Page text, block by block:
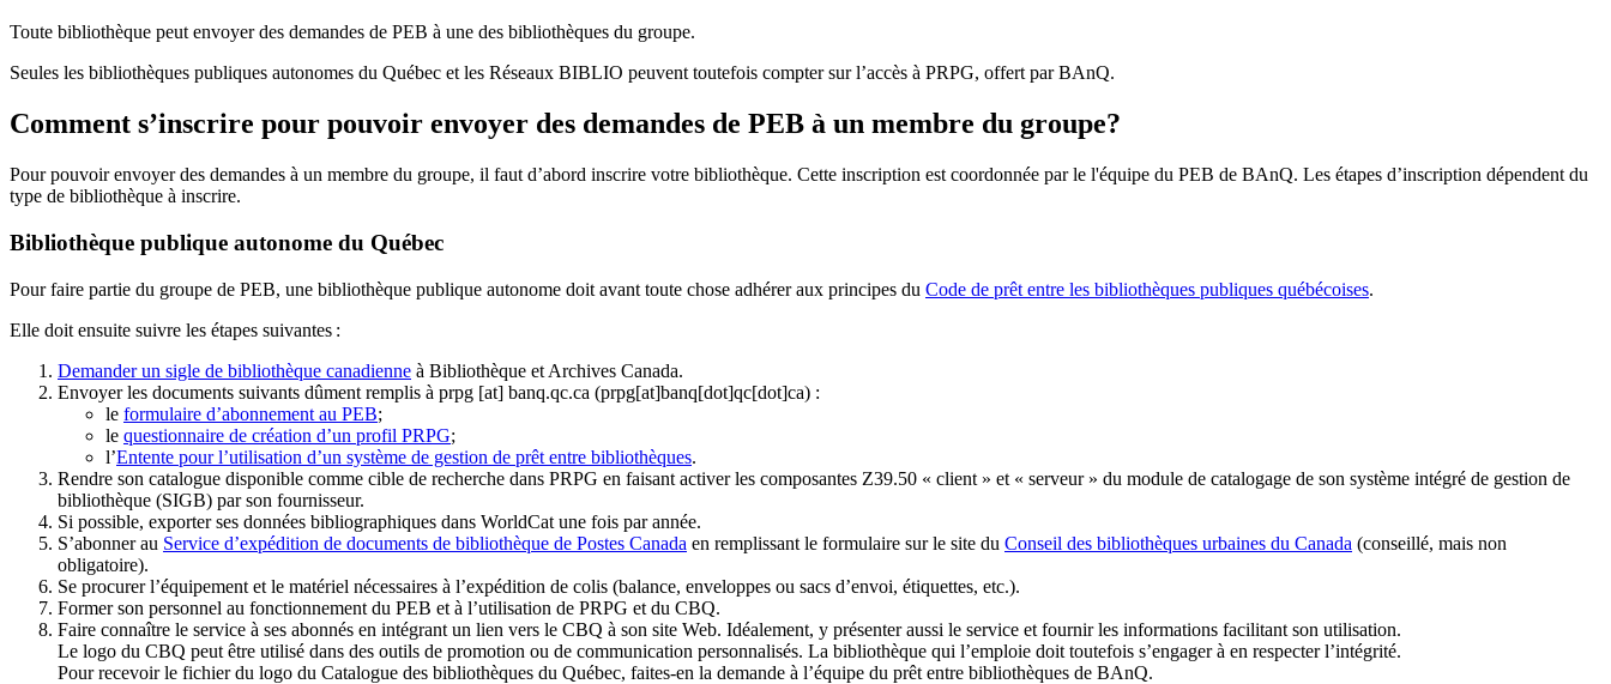
Toute bibliothèque peut envoyer des demandes de PEB à une des bibliothèques du groupe.
Seules les bibliothèques publiques autonomes du Québec et les Réseaux BIBLIO peuvent toutefois compter sur l’accès à PRPG, offert par BAnQ.
Comment s’inscrire pour pouvoir envoyer des demandes de PEB à un membre du groupe?
Pour pouvoir envoyer des demandes à un membre du groupe, il faut d’abord inscrire votre bibliothèque. Cette inscription est coordonnée par le l'équipe du PEB de BAnQ. Les étapes d’inscription dépendent du
type de bibliothèque à inscrire.
Bibliothèque publique autonome du Québec
Pour faire partie du groupe de PEB, une bibliothèque publique autonome doit avant toute chose adhérer aux principes du Code de prêt entre les bibliothèques publiques québécoises.
Elle doit ensuite suivre les étapes suivantes :
Demander un sigle de bibliothèque canadienne à Bibliothèque et Archives Canada.
Envoyer les documents suivants dûment remplis à prpg [at] banq.qc.ca (prpg[at]banq[dot]qc[dot]ca) :
le formulaire d’abonnement au PEB;
le questionnaire de création d’un profil PRPG;
l’Entente pour l’utilisation d’un système de gestion de prêt entre bibliothèques.
Rendre son catalogue disponible comme cible de recherche dans PRPG en faisant activer les composantes Z39.50 « client » et « serveur » du module de catalogage de son système intégré de gestion de
bibliothèque (SIGB) par son fournisseur.
Si possible, exporter ses données bibliographiques dans WorldCat une fois par année.
S’abonner au Service d’expédition de documents de bibliothèque de Postes Canada en remplissant le formulaire sur le site du Conseil des bibliothèques urbaines du Canada (conseillé, mais non
obligatoire).
Se procurer l’équipement et le matériel nécessaires à l’expédition de colis (balance, enveloppes ou sacs d’envoi, étiquettes, etc.).
Former son personnel au fonctionnement du PEB et à l’utilisation de PRPG et du CBQ.
Faire connaître le service à ses abonnés en intégrant un lien vers le CBQ à son site Web. Idéalement, y présenter aussi le service et fournir les informations facilitant son utilisation.
Le logo du CBQ peut être utilisé dans des outils de promotion ou de communication personnalisés. La bibliothèque qui l’emploie doit toutefois s’engager à en respecter l’intégrité.
Pour recevoir le fichier du logo du Catalogue des bibliothèques du Québec, faites-en la demande à l’équipe du prêt entre bibliothèques de BAnQ.